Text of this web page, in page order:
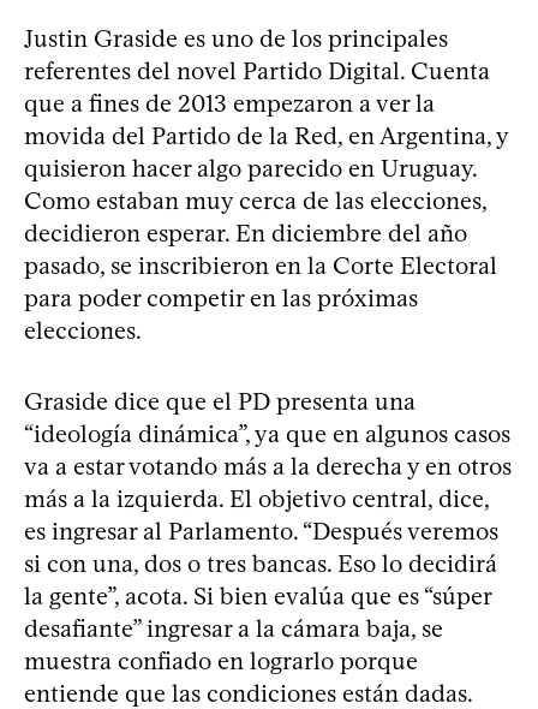
Justin Graside es uno de los principales
referentes del novel Partido Digital. Cuenta
que a fines de 2013 empezaron a ver la
movida del Partido de la Red, en Argentina, y
quisieron hacer algo parecido en Uruguay.
Como estaban muy cerca de las elecciones,
decidieron esperar. En diciembre del año
pasado, se inscribieron en la Corte Electoral
para poder competir en las próximas
elecciones.
Graside dice que el PD presenta una
“ideología dinámica”, ya que en algunos casos
va a estar votando más a la derecha y en otros
más a la izquierda. El objetivo central, dice,
es ingresar al Parlamento. “Después veremos
si con una, dos o tres bancas. Eso lo decidirá
la gente”, acota. Si bien evalúa que es “súper
desafiante” ingresar a la cámara baja, se
muestra confiado en lograrlo porque
entiende que las condiciones están dadas.